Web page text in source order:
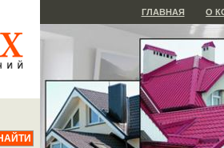
ГЛАВНАЯ О